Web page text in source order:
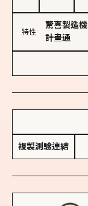
特性
驚喜製造機
計畫通
複製測驗連結